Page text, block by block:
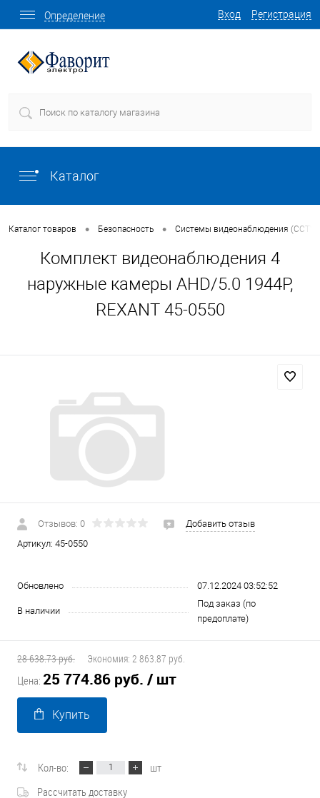
Вход Регистрация
Определение
Каталог
Каталог товаров • Безопасность • Системы видеонаблюдения (CCTV)
Комплект видеонаблюдения 4
наружные камеры AHD/5.0 1944P,
REXANT 45-0550
Отзывов: 0
Добавить отзыв
Артикул: 45-0550
Обновлено 07.12.2024 03:52:52
В наличии
Под заказ (по
предоплате)
28 638.73 руб. Экономия: 2 863.87 руб.
Цена: 25 774.86 руб. / шт
Купить
Кол-во:
шт
Рассчитать доставку